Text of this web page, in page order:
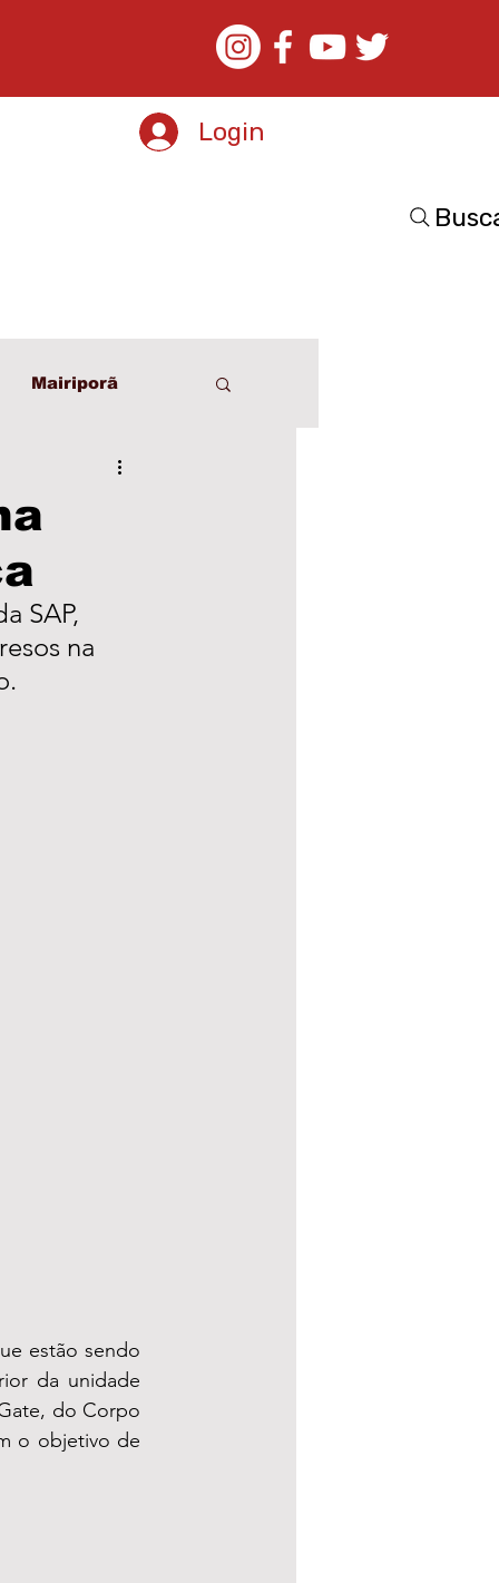
Login
Mairiporã
Esporte
Municipal
24
SAP,
na
estão sendo
da unidade
do Corpo
o objetivo de